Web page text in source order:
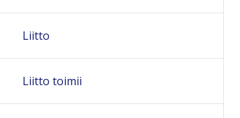
Liitto
Liitto toimii